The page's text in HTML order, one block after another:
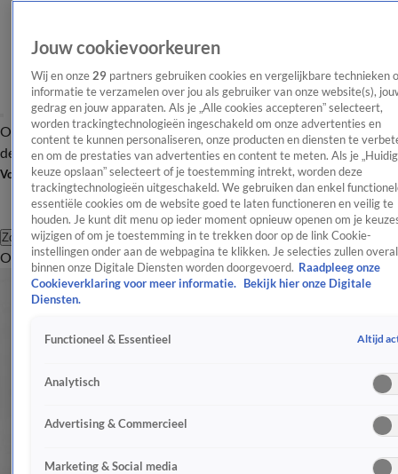
OverzichtAfleveringen Entertainment TV Algemeen
Tip
de redactieNieuwsbrief
Volg Shownieuws
Zoeken
OverzichtEntertainmentSpraakmakendRealityCrimeVideo's
Jouw cookievoorkeuren
Wij en onze 29 partners gebruiken cookies en vergelijkbare technieken
informatie te verzamelen over jou als gebruiker van onze website(s),
gedrag en jouw apparaten. Als je „Alle cookies accepteren” selecteert,
worden trackingtechnologieën ingeschakeld om onze advertenties en
content te kunnen personaliseren, onze producten en diensten te
en om de prestaties van advertenties en content te meten. Als je
keuze opslaan” selecteert of je toestemming intrekt, worden deze
trackingtechnologieën uitgeschakeld. We gebruiken dan enkel
essentiële cookies om de website goed te laten functioneren en veilig te
houden. Je kunt dit menu op ieder moment opnieuw openen om je
wijzigen of om je toestemming in te trekken door op de link Cookie-
instellingen onder aan de webpagina te klikken. Je selecties zullen overal
binnen onze Digitale Diensten worden doorgevoerd. Raadpleeg onze
Cookieverklaring voor meer informatie.
Bekijk hier onze Digitale
Diensten.
Functioneel & Essentieel Altijd
Analytisch
Advertising & Commercieel
Marketing & Social media